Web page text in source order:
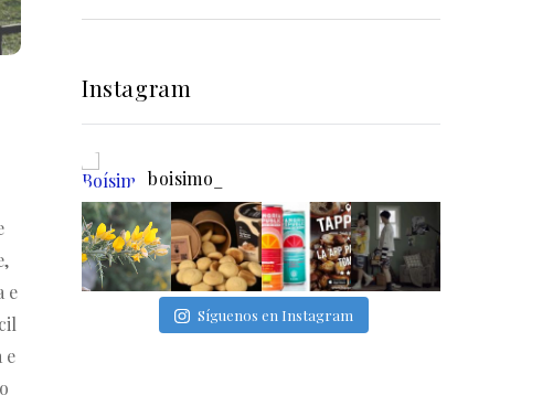
e
e
Instagram
boisimo_
Síguenos en Instagram